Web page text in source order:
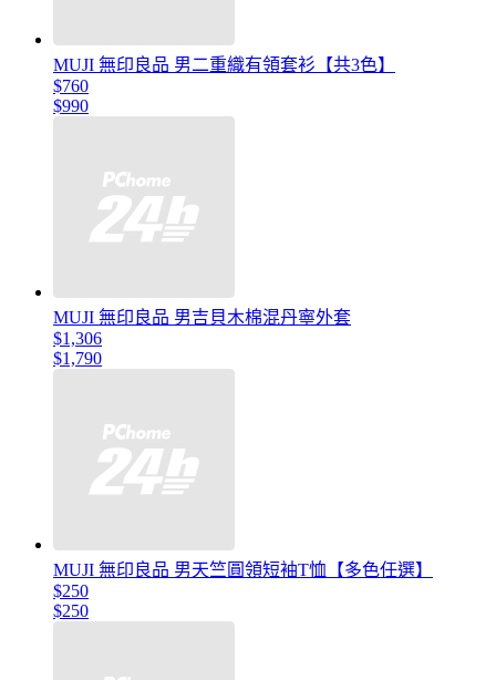
MUJI 無印良品 男二重織有領套衫【共3色】
$760
$990
MUJI 無印良品 男吉貝木棉混丹寧外套
$1,306
$1,790
MUJI 無印良品 男天竺圓領短袖T恤【多色任選】
$250
$250